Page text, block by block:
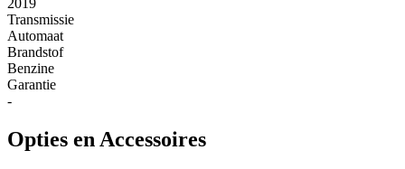
2019
Transmissie
Automaat
Brandstof
Benzine
Garantie
-
Opties en Accessoires